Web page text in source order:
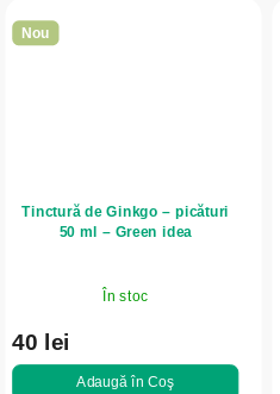
Nou
Tinctură de Ginkgo – picături
50 ml – Green idea
În stoc
40 lei
Adaugă în Coş